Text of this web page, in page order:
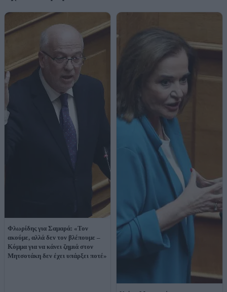
Φλωρίδης για Σαμαρά: «Τον
ακούμε, αλλά δεν τον βλέπουμε –
Κόμμα για να κάνει ζημιά στον
Μητσοτάκη δεν έχει υπάρξει ποτέ»